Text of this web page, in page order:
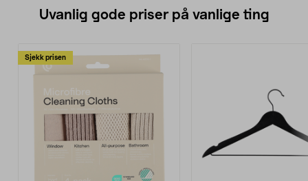
Uvanlig gode priser på vanlige ting
Sjekk prisen